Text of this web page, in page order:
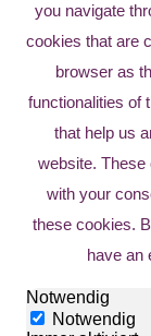
you navigate
cookies that are
browser as
functionalities of
that help us
website. These
with your
these cookies.
have an
Notwendig
Notwendig